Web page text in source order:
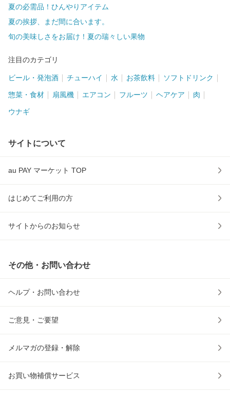
夏の必需品！ひんやりアイテム
夏の挨拶、まだ間に合います。
旬の美味しさをお届け！夏の瑞々しい果物
注目のカテゴリ
ビール・発泡酒 チューハイ 水 お茶飲料 ソフトドリンク
惣菜・食材 扇風機 エアコン フルーツ ヘアケア 肉
ウナギ
サイトについて
au PAY マーケット TOP
はじめてご利用の方
サイトからのお知らせ
その他・お問い合わせ
ヘルプ・お問い合わせ
ご意見・ご要望
メルマガの登録・解除
お買い物補償サービス